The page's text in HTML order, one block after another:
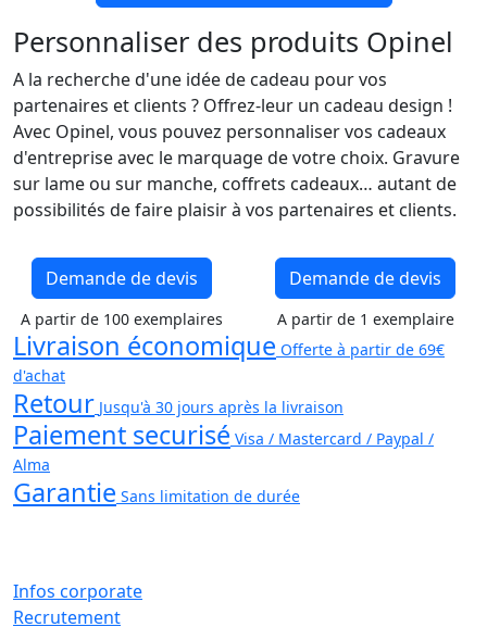
Personnaliser des produits Opinel
A la recherche d'une idée de cadeau pour vos
partenaires et clients ? Offrez-leur un cadeau design !
Avec Opinel, vous pouvez personnaliser vos cadeaux
d'entreprise avec le marquage de votre choix. Gravure
sur lame ou sur manche, coffrets cadeaux… autant de
possibilités de faire plaisir à vos partenaires et clients.
Demande de devis
A partir de 100 exemplaires
Demande de devis
A partir de 1 exemplaire
Livraison économique Offerte à partir de 69€
d'achat
Retour Jusqu'à 30 jours après la livraison
Paiement securisé Visa / Mastercard / Paypal /
Alma
Garantie Sans limitation de durée
Infos corporate
Recrutement